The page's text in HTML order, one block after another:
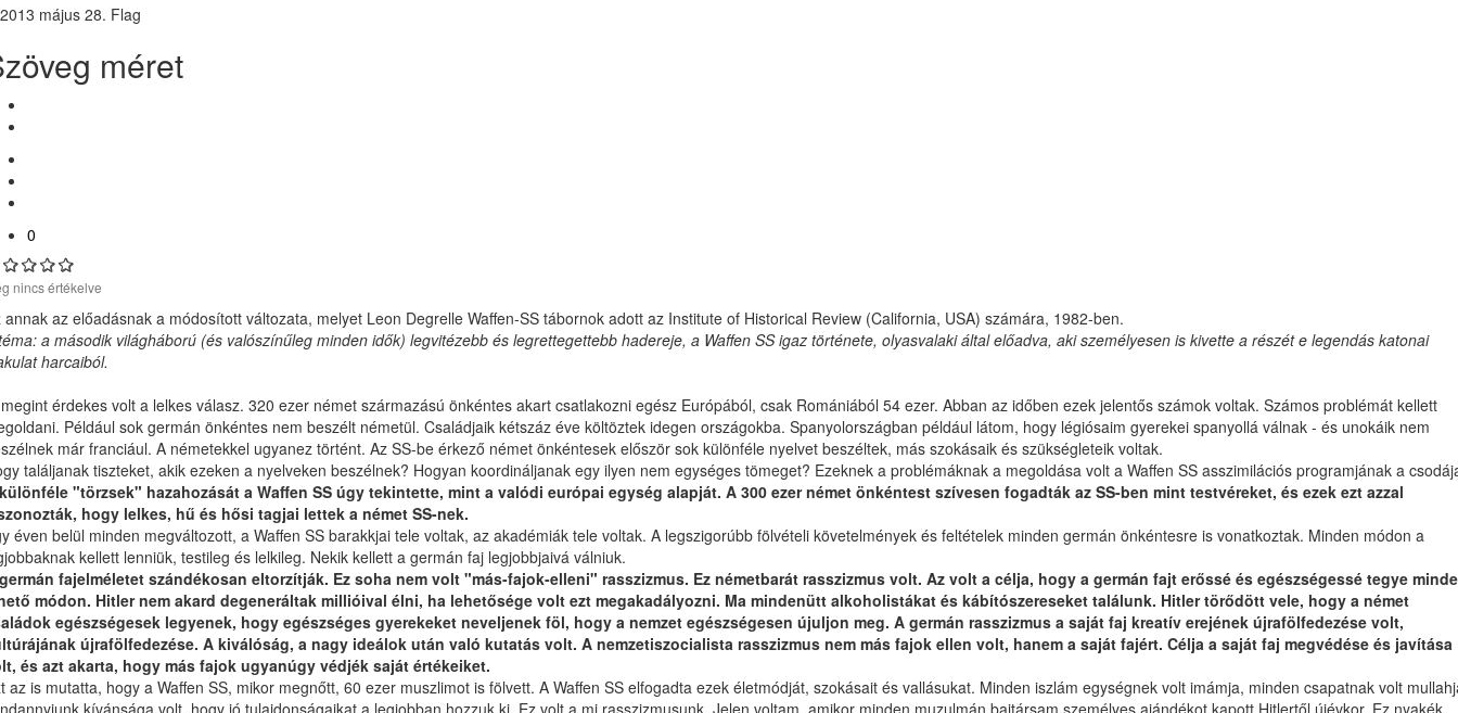
2013 május 28. Flag
méret
0
nincs értékelve
annak az előadásnak a módosított változata, melyet Leon Degrelle Waffen-SS tábornok adott az Institute of Historical Review (California, USA) számára, 1982-ben.
a második világháború (és valószínűleg minden idők) legvitézebb és legrettegettebb hadereje, a Waffen SS igaz története, olyasvalaki által előadva, aki személyesen is kivette a részét e legendás katonai
harcaiból.
érdekes volt a lelkes válasz. 320 ezer német származású önkéntes akart csatlakozni egész Európából, csak Romániából 54 ezer. Abban az időben ezek jelentős számok voltak. Számos problémát kellett
Például sok germán önkéntes nem beszélt németül. Családjaik kétszáz éve költöztek idegen országokba. Spanyolországban például látom, hogy légiósaim gyerekei spanyollá válnak - és unokáik nem
már franciául. A németekkel ugyanez történt. Az SS-be érkező német önkéntesek először sok különféle nyelvet beszéltek, más szokásaik és szükségleteik voltak.
találjanak tiszteket, akik ezeken a nyelveken beszélnek? Hogyan koordináljanak egy ilyen nem egységes tömeget? Ezeknek a problémáknak a megoldása volt a Waffen SS asszimilációs programjának a
"törzsek" hazahozását a Waffen SS úgy tekintette, mint a valódi európai egység alapját. A 300 ezer német önkéntest szívesen fogadták az SS-ben mint testvéreket, és ezek ezt azzal
hogy lelkes, hű és hősi tagjai lettek a német SS-nek.
éven belül minden megváltozott, a Waffen SS barakkjai tele voltak, az akadémiák tele voltak. A legszigorúbb fölvételi követelmények és feltételek minden germán önkéntesre is vonatkoztak. Minden módon a
kellett lenniük, testileg és lelkileg. Nekik kellett a germán faj legjobbjaivá válniuk.
fajelméletet szándékosan eltorzítják. Ez soha nem volt "más-fajok-elleni" rasszizmus. Ez németbarát rasszizmus volt. Az volt a célja, hogy a germán fajt erőssé és egészségessé tegye
módon. Hitler nem akard degeneráltak millióival élni, ha lehetősége volt ezt megakadályozni. Ma mindenütt alkoholistákat és kábítószereseket találunk. Hitler törődött vele, hogy a német
egészségesek legyenek, hogy egészséges gyerekeket neveljenek föl, hogy a nemzet egészségesen újuljon meg. A germán rasszizmus a saját faj kreatív erejének újrafölfedezése volt,
újrafölfedezése. A kiválóság, a nagy ideálok után való kutatás volt. A nemzetiszocialista rasszizmus nem más fajok ellen volt, hanem a saját fajért. Célja a saját faj megvédése és javítása
és azt akarta, hogy más fajok ugyanúgy védjék saját értékeiket.
az is mutatta, hogy a Waffen SS, mikor megnőtt, 60 ezer muszlimot is fölvett. A Waffen SS elfogadta ezek életmódját, szokásait és vallásukat. Minden iszlám egységnek volt imámja, minden csapatnak volt
kívánsága volt, hogy jó tulajdonságaikat a legjobban hozzuk ki. Ez volt a mi rasszizmusunk. Jelen voltam, amikor minden muzulmán bajtársam személyes ajándékot kapott Hitlertől újévkor. Ez nyakék